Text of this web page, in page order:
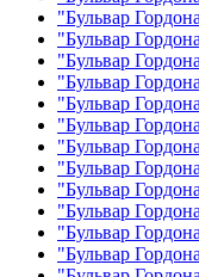
"Бульвар
"Бульвар
"Бульвар
"Бульвар
"Бульвар
"Бульвар
"Бульвар
"Бульвар
"Бульвар
"Бульвар
"Бульвар
"Бульвар